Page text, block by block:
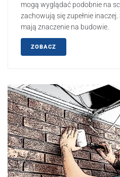
mogą wyglądać podobnie na
zachowują się zupełnie
mają znaczenie na budowie.
ZOBACZ